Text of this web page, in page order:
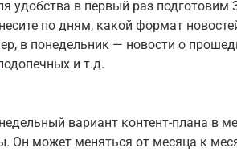
удобства в первый раз подготовим
по дням, какой формат
в понедельник — новости о
и т.д.
вариант контент-плана в
Он может меняться от месяца к